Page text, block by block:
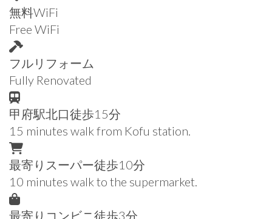
無料WiFi
Free WiFi
フルリフォーム
Fully Renovated
甲府駅北口徒歩15分
15 minutes walk from Kofu station.
最寄りスーパー徒歩10分
10 minutes walk to the supermarket.
最寄りコンビニ徒歩3分